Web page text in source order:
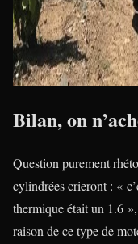
Bilan, on
Question purement
cylindrées crieront : «
thermique était un 1.6
raison de ce type de